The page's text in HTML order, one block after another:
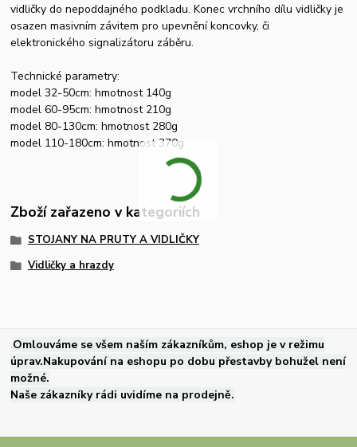
vidličky do nepoddajného podkladu. Konec vrchního dílu vidličky je
osazen masivním závitem pro upevnění koncovky, či
elektronického signalizátoru záběru.
Technické parametry:
model 32-50cm: hmotnost 140g
model 60-95cm: hmotnost 210g
model 80-130cm: hmotnost 280g
model 110-180cm: hmotnost 370g
Zboží zařazeno v kategoriích
STOJANY NA PRUTY A VIDLIČKY
Vidličky a hrazdy
.Omlouváme se všem naším zákazníkům, eshop je v režimu
úprav.Nakupování na eshopu po dobu přestavby bohužel není
možné.
Naše zákazníky rádi uvidíme na prodejně.